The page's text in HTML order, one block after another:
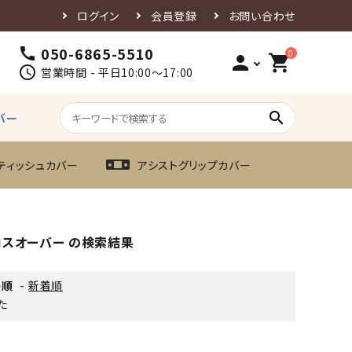
ログイン 会員登録 お問い合わせ
call 050-6865-5510
schedule 営業時間 - 平日10:00～17:00 person 0
shopping_cart
ー search
ィッシュカバー アシストグリップカバー
スオーバー の検索結果
- 新着順